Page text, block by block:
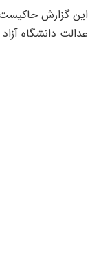
این گزارش حاکیست
عدالت دانشگاه